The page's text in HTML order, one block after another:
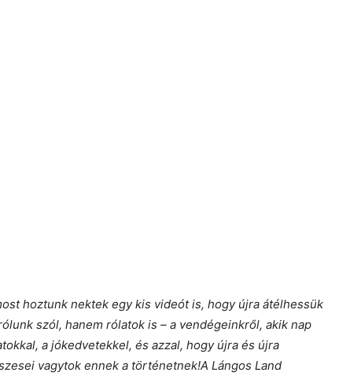
hoztunk nektek egy kis videót is, hogy újra átélhessük
szól, hanem rólatok is – a vendégeinkről, akik nap
a jókedvetekkel, és azzal, hogy újra és újra
vagytok ennek a történetnek!A Lángos Land